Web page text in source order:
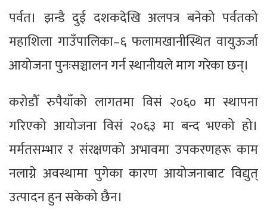
पर्वत। झन्डै दुई दशकदेखि अलपत्र बनेको पर्वतको
महाशिला गाउँपालिका–६ फलामखानीस्थित वायुऊर्जा
आयोजना पुनःसञ्चालन गर्न स्थानीयले माग गरेका छन्।
करोडौँ रुपैयाँको लागतमा विसं २०६० मा स्थापना
गरिएको आयोजना विसं २०६३ मा बन्द भएको हो।
मर्मतसम्भार र संरक्षणको अभावमा उपकरणहरू काम
नलाग्ने अवस्थामा पुगेका कारण आयोजनाबाट विद्युत्
उत्पादन हुन सकेको छैन।